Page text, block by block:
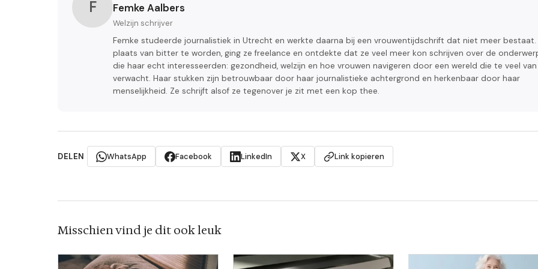
F Femke Aalbers
Welzijn schrijver
Femke studeerde journalistiek in Utrecht en werkte daarna bij een vrouwentijdschrift dat niet meer bestaat.
plaats van bitter te worden, ging ze freelance en ontdekte dat ze veel meer kon schrijven over de
die haar echt interesseerden: gezondheid, welzijn en hoe vrouwen navigeren door een wereld die te veel van
verwacht. Haar stukken zijn betrouwbaar door haar journalistieke achtergrond en herkenbaar door haar
menselijkheid. Ze schrijft alsof ze tegenover je zit met een kop thee.
DELEN WhatsApp Facebook LinkedIn X Link kopieren
Misschien vind je dit ook leuk